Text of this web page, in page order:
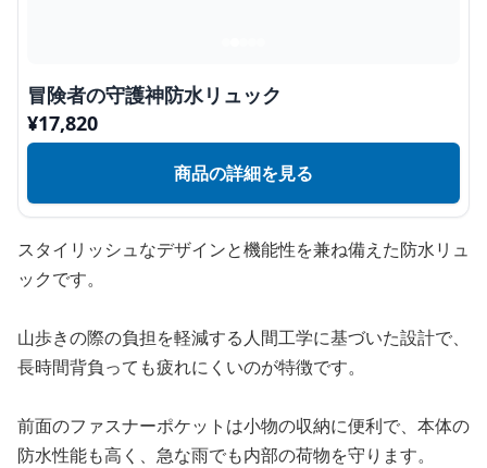
冒険者の守護神防水リュック
¥17,820
商品の詳細を見る
スタイリッシュなデザインと機能性を兼ね備えた防水リュ
ックです。
山歩きの際の負担を軽減する人間工学に基づいた設計で、
長時間背負っても疲れにくいのが特徴です。
前面のファスナーポケットは小物の収納に便利で、本体の
防水性能も高く、急な雨でも内部の荷物を守ります。